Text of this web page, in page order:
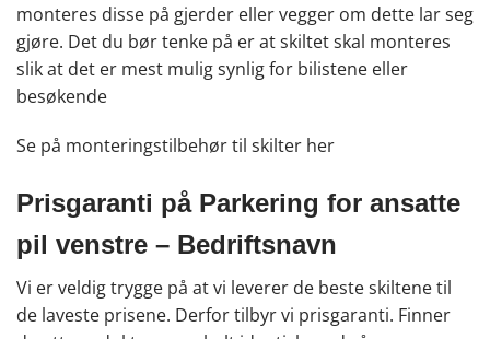
monteres disse på gjerder eller vegger om dette lar seg
gjøre. Det du bør tenke på er at skiltet skal monteres
slik at det er mest mulig synlig for bilistene eller
besøkende
Se på monteringstilbehør til skilter her
Prisgaranti på Parkering for ansatte
pil venstre – Bedriftsnavn
Vi er veldig trygge på at vi leverer de beste skiltene til
de laveste prisene. Derfor tilbyr vi prisgaranti. Finner